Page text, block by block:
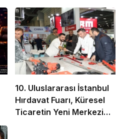
10. Uluslararası İstanbul
Hırdavat Fuarı, Küresel
Ticaretin Yeni Merkezi